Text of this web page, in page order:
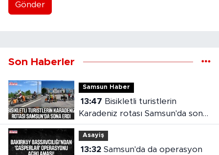
Gönder
Son Haberler
Samsun Haber
13:47
Karadeniz rotası Samsun'da sona
erdi
Asayiş
13:32Samsun'da da operasyon